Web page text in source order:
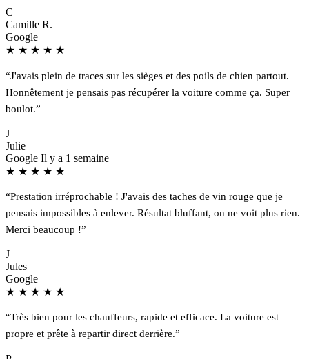
C
Camille R.
Google
★ ★ ★ ★ ★
“J'avais plein de traces sur les sièges et des poils de chien partout.
Honnêtement je pensais pas récupérer la voiture comme ça. Super
boulot.”
J
Julie
Google Il y a 1 semaine
★ ★ ★ ★ ★
“Prestation irréprochable ! J'avais des taches de vin rouge que je
pensais impossibles à enlever. Résultat bluffant, on ne voit plus rien.
Merci beaucoup !”
J
Jules
Google
★ ★ ★ ★ ★
“Très bien pour les chauffeurs, rapide et efficace. La voiture est
propre et prête à repartir direct derrière.”